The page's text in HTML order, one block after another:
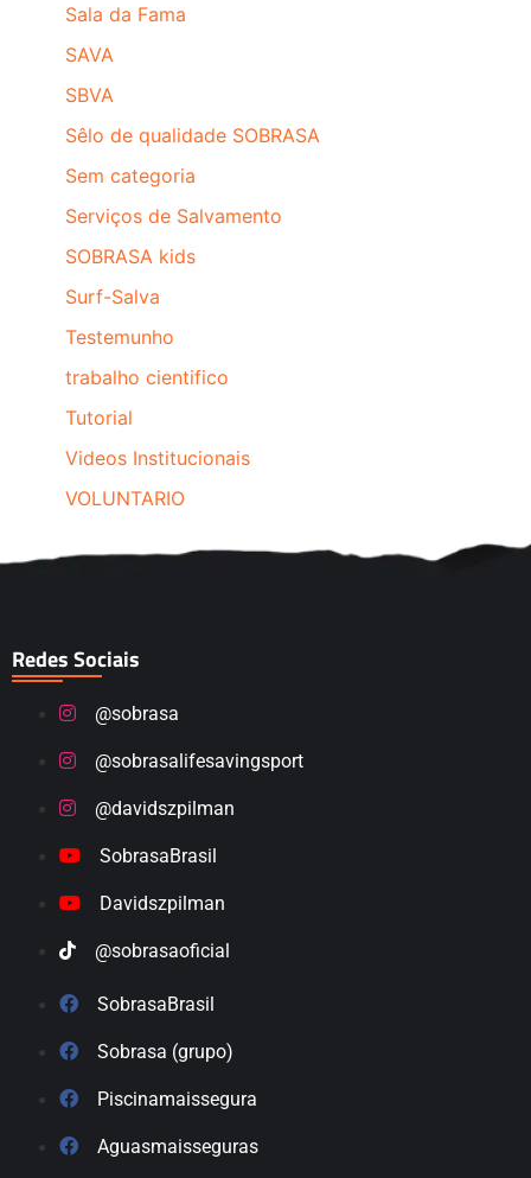
Sala da Fama
SAVA
SBVA
Sêlo de qualidade SOBRASA
Sem categoria
Serviços de Salvamento
SOBRASA kids
Surf-Salva
Testemunho
trabalho cientifico
Tutorial
Videos Institucionais
VOLUNTARIO
Redes Sociais
@sobrasa
@sobrasalifesavingsport
@davidszpilman
SobrasaBrasil
Davidszpilman
@sobrasaoficial
SobrasaBrasil
Sobrasa (grupo)
Piscinamaissegura
Aguasmaisseguras